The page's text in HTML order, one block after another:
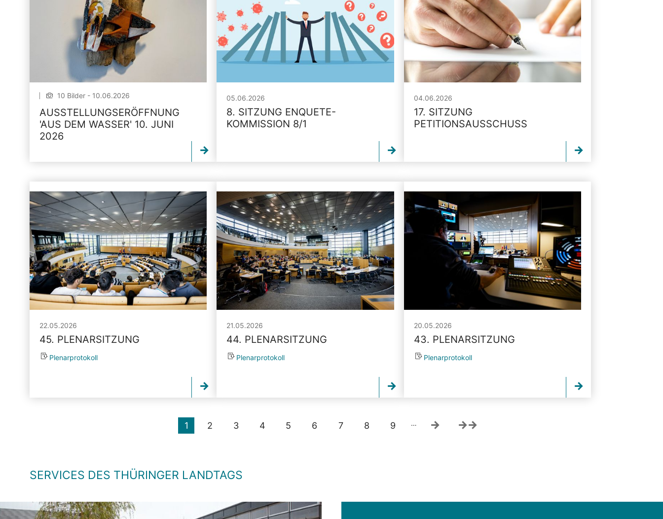
10 Bilder - 10.06.2026
AUSSTELLUNGSERÖFFNUNG
'AUS DEM WASSER' 10. JUNI
2026
05.06.2026
8. SITZUNG ENQUETE-
KOMMISSION 8/1
04.06.2026
17. SITZUNG
PETITIONSAUSSCHUSS
22.05.2026
45. PLENARSITZUNG
Plenarprotokoll
21.05.2026
44. PLENARSITZUNG
Plenarprotokoll
20.05.2026
43. PLENARSITZUNG
Plenarprotokoll
1 2 3 4 5 6 7 8 9 …
SERVICES DES THÜRINGER LANDTAGS